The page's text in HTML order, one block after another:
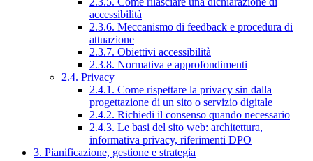
accessibilità
2.3.6. Meccanismo di feedback e procedura di
attuazione
2.3.7. Obiettivi accessibilità
2.3.8. Normativa e approfondimenti
2.4. Privacy
2.4.1. Come rispettare la privacy sin dalla
progettazione di un sito o servizio digitale
2.4.2. Richiedi il consenso quando necessario
2.4.3. Le basi del sito web: architettura,
informativa privacy, riferimenti DPO
3. Pianificazione, gestione e strategia